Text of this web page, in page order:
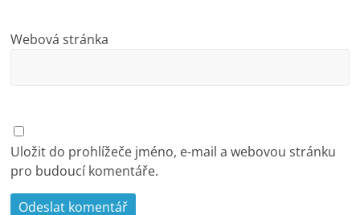
Webová stránka
Uložit do prohlížeče jméno, e-mail a webovou stránku
pro budoucí komentáře.